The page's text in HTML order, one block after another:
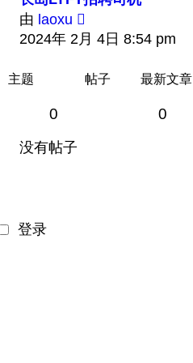
由 laoxu
看
新
2024年 2月 4日 8:54 pm
主题 帖子 最新文章
0 0
没有帖子